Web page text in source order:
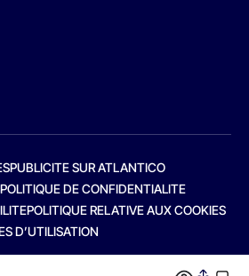
PUBLICITE SUR ATLANTICO
POLITIQUE DE CONFIDENTIALITE
POLITIQUE RELATIVE AUX COOKIES
D’UTILISATION